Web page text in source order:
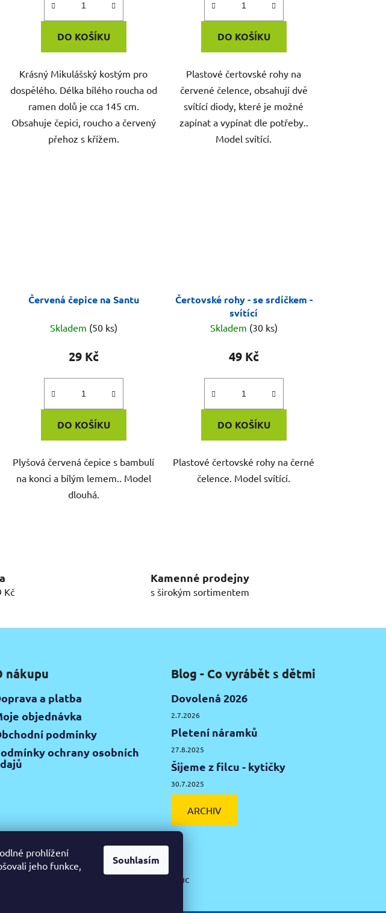
prohlížení
jeho funkce,
Souhlasím
DO KOŠÍKU
Krásný Mikulášský kostým pro
dospělého. Délka bílého roucha od
ramen dolů je cca 145 cm.
Obsahuje čepici, roucho a červený
přehoz s křížem.
DO KOŠÍKU
Plastové čertovské rohy na
červené čelence, obsahují dvě
svítící diody, které je možné
zapínat a vypínat dle potřeby..
Model svítící.
Červená čepice na Santu
Skladem (50 ks)
29 Kč
DO KOŠÍKU
Plyšová červená čepice s bambulí
na konci a bílým lemem.. Model
dlouhá.
Čertovské rohy - se srdíčkem -
svítící
Skladem (30 ks)
49 Kč
DO KOŠÍKU
Plastové čertovské rohy na černé
čelence. Model svítící.
í
p
i
s
Kč
Kamenné prodejny
s širokým sortimentem
nákupu
a platba
objednávka
podmínky
ochrany osobních
Blog - Co vyrábět s dětmi
Dovolená 2026
2.7.2026
Pletení náramků
27.8.2025
Šijeme z filcu - kytičky
30.7.2025
ARCHIV
Keramická hlína Olomouc